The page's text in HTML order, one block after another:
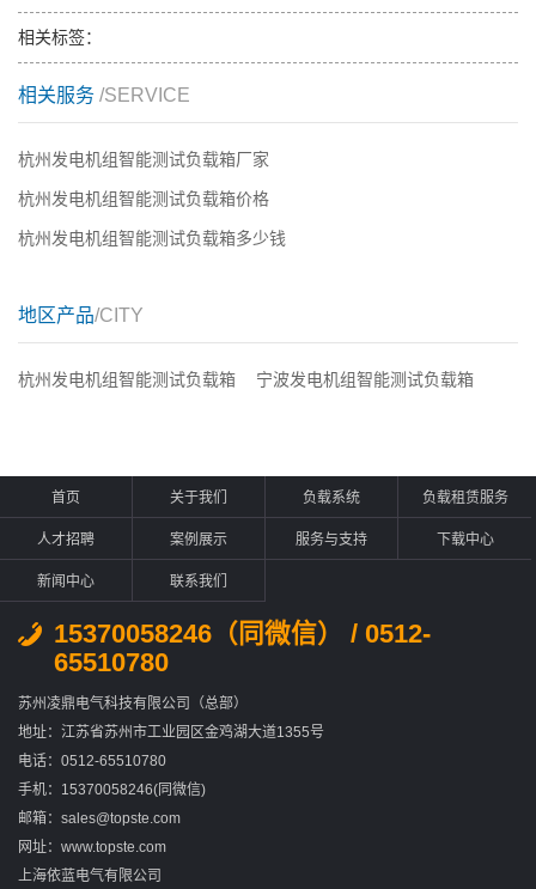
相关标签：
相关服务 /SERVICE
杭州发电机组智能测试负载箱厂家
杭州发电机组智能测试负载箱价格
杭州发电机组智能测试负载箱多少钱
地区产品/CITY
杭州发电机组智能测试负载箱 宁波发电机组智能测试负载箱
首页 关于我们 负载系统 负载租赁服务
人才招聘 案例展示 服务与支持 下载中心
新闻中心 联系我们
15370058246（同微信） / 0512-
65510780
苏州凌鼎电气科技有限公司（总部）
地址：江苏省苏州市工业园区金鸡湖大道1355号
电话：0512-65510780
手机：15370058246(同微信)
邮箱：sales@topste.com
网址：www.topste.com
上海依蓝电气有限公司